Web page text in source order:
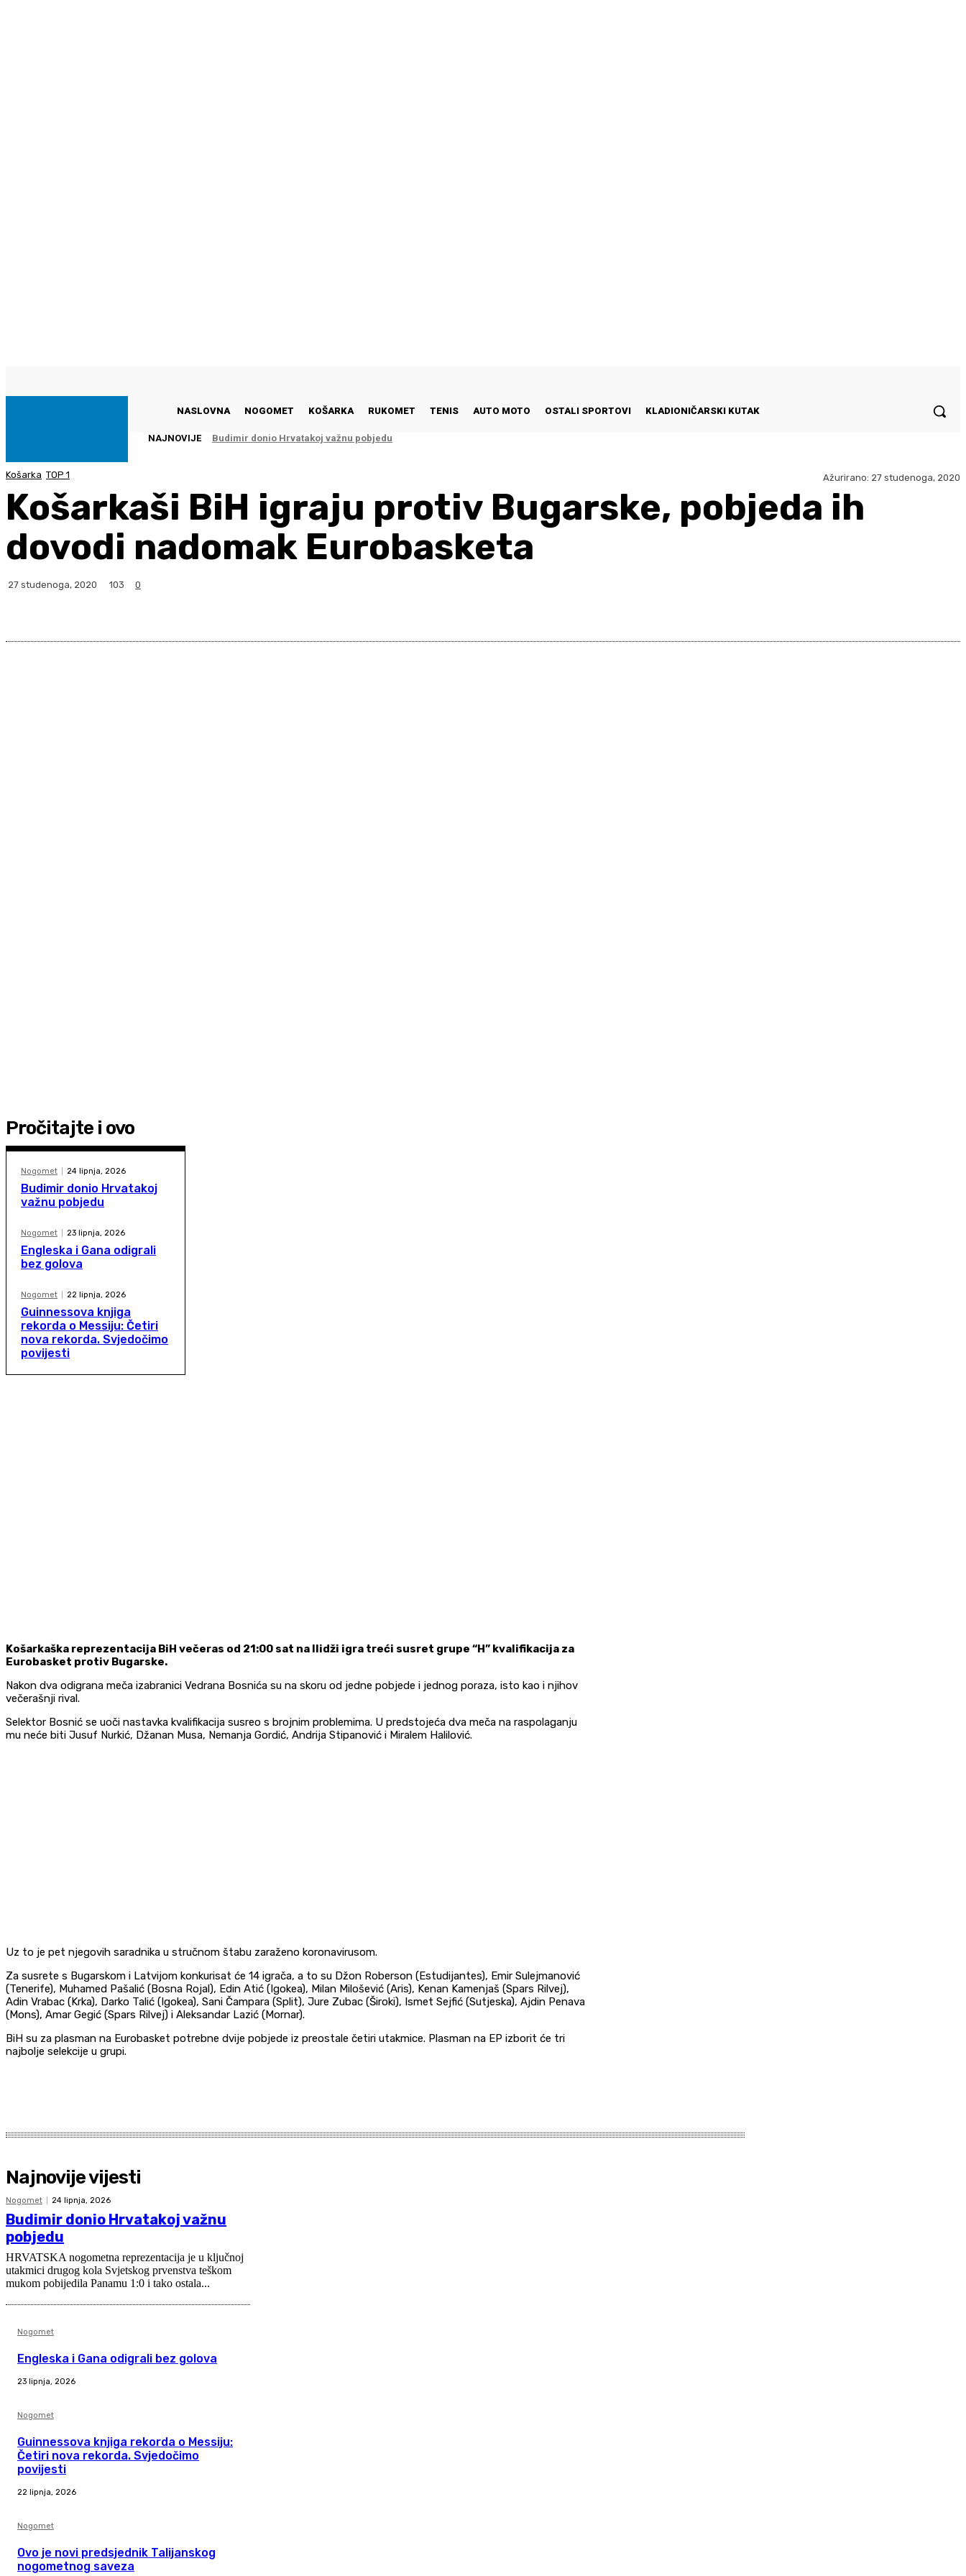
NASLOVNA NOGOMET KOŠARKA RUKOMET TENIS AUTO MOTO OSTALI SPORTOVI KLADIONIČARSKI KUTAK
NAJNOVIJE Budimir donio Hrvatakoj važnu pobjedu
Košarka TOP 1 Ažurirano: 27 studenoga, 2020
Košarkaši BiH igraju protiv Bugarske, pobjeda ih
dovodi nadomak Eurobasketa
27 studenoga, 2020 103 0
Pročitajte i ovo
Nogomet 24 lipnja, 2026
Budimir donio Hrvatakoj
važnu pobjedu
Nogomet 23 lipnja, 2026
Engleska i Gana odigrali
bez golova
Nogomet 22 lipnja, 2026
Guinnessova knjiga
rekorda o Messiju: Četiri
nova rekorda. Svjedočimo
povijesti
Košarkaška reprezentacija BiH večeras od 21:00 sat na Ilidži igra treći susret grupe “H” kvalifikacija za
Eurobasket protiv Bugarske.
Nakon dva odigrana meča izabranici Vedrana Bosnića su na skoru od jedne pobjede i jednog poraza, isto kao i njihov
večerašnji rival.
Selektor Bosnić se uoči nastavka kvalifikacija susreo s brojnim problemima. U predstojeća dva meča na raspolaganju
mu neće biti Jusuf Nurkić, Džanan Musa, Nemanja Gordić, Andrija Stipanović i Miralem Halilović.
Uz to je pet njegovih saradnika u stručnom štabu zaraženo koronavirusom.
Za susrete s Bugarskom i Latvijom konkurisat će 14 igrača, a to su Džon Roberson (Estudijantes), Emir Sulejmanović
(Tenerife), Muhamed Pašalić (Bosna Rojal), Edin Atić (Igokea), Milan Milošević (Aris), Kenan Kamenjaš (Spars Rilvej),
Adin Vrabac (Krka), Darko Talić (Igokea), Sani Čampara (Split), Jure Zubac (Široki), Ismet Sejfić (Sutjeska), Ajdin Penava
(Mons), Amar Gegić (Spars Rilvej) i Aleksandar Lazić (Mornar).
BiH su za plasman na Eurobasket potrebne dvije pobjede iz preostale četiri utakmice. Plasman na EP izborit će tri
najbolje selekcije u grupi.
Najnovije vijesti
Nogomet 24 lipnja, 2026
Budimir donio Hrvatakoj važnu
pobjedu
HRVATSKA nogometna reprezentacija je u ključnoj
utakmici drugog kola Svjetskog prvenstva teškom
mukom pobijedila Panamu 1:0 i tako ostala...
Nogomet
Engleska i Gana odigrali bez golova
23 lipnja, 2026
Nogomet
Guinnessova knjiga rekorda o Messiju:
Četiri nova rekorda. Svjedočimo
povijesti
22 lipnja, 2026
Nogomet
Ovo je novi predsjednik Talijanskog
nogometnog saveza